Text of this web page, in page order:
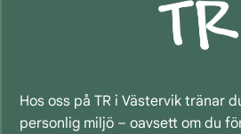
Hos oss på TR i Västervik tränar
personlig miljö – oavsett om du